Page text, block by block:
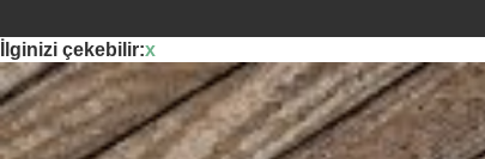
İlginizi çekebilir:x